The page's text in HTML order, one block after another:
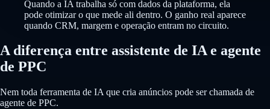
Quando a IA trabalha só com dados da plataforma, ela
pode otimizar o que mede ali dentro. O ganho real aparece
quando CRM, margem e operação entram no circuito.
A diferença entre assistente de IA e agente
de PPC
Nem toda ferramenta de IA que cria anúncios pode ser chamada de
agente de PPC.